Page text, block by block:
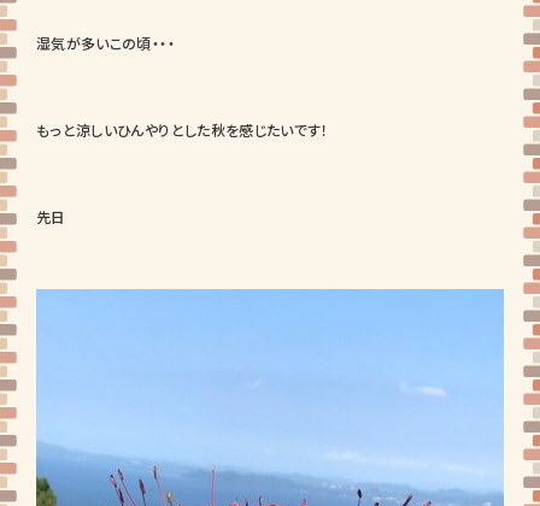
湿気が多いこの頃・・・
もっと涼しいひんやりとした秋を感じたいです！
先日